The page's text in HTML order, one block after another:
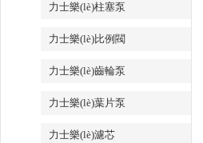
力士樂(lè)柱塞泵
力士樂(lè)比例閥
力士樂(lè)齒輪泵
力士樂(lè)葉片泵
力士樂(lè)濾芯